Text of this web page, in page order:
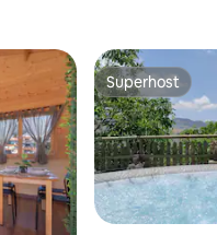
Superhost
Superhost